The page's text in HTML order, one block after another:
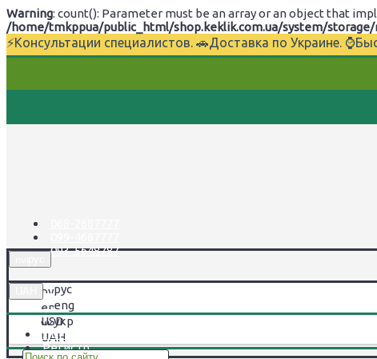
Warning: count(): Parameter must be an array or an object that
/home/tmkppua/public_html/shop.keklik.com.ua/system/
⚡Консультации специалистов. 🚗Доставка по Украине.
093-5648787
рус
eng
укр
USD
UAH
Логин
Регистр.